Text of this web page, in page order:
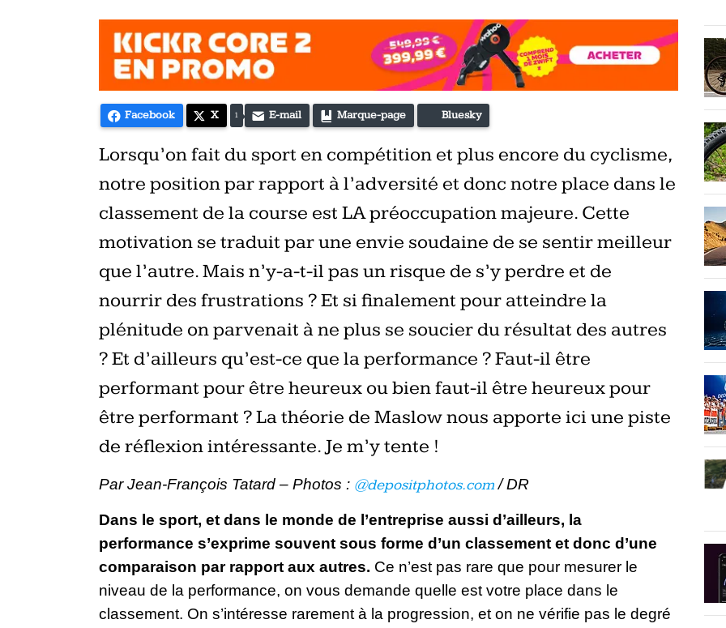
Facebook X 1 E-mail Marque-page Bluesky
Lorsqu’on fait du sport en compétition et plus encore du cyclisme,
notre position par rapport à l’adversité et donc notre place dans le
classement de la course est LA préoccupation majeure. Cette
motivation se traduit par une envie soudaine de se sentir meilleur
que l’autre. Mais n’y-a-t-il pas un risque de s’y perdre et de
nourrir des frustrations ? Et si finalement pour atteindre la
plénitude on parvenait à ne plus se soucier du résultat des autres
? Et d’ailleurs qu’est-ce que la performance ? Faut-il être
performant pour être heureux ou bien faut-il être heureux pour
être performant ? La théorie de Maslow nous apporte ici une piste
de réflexion intéressante. Je m’y tente !
Par Jean-François Tatard – Photos : @depositphotos.com/ DR
Dans le sport, et dans le monde de l’entreprise aussi d’ailleurs, la
performance s’exprime souvent sous forme d’un classement et donc d’une
comparaison par rapport aux autres. Ce n’est pas rare que pour mesurer le
niveau de la performance, on vous demande quelle est votre place dans le
classement. On s’intéresse rarement à la progression, et on ne vérifie pas le degré